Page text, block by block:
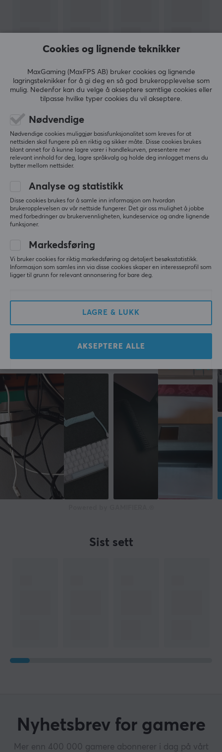
Siden oppstarten i 2010 har j5create etablert seg som
Selskapet ble grunnlagt av fem teknologientusiaster
med en visjon om å skape smarte og intuitive løsninger
som hjelper mennesker med å utnytte den nyeste
plattform de bruker.
Deres oppdrag er å gjøre teknologi enkelt og
tilgjengelig for alle. j5create tror på å tilby produkter
opplevelse, enten det handler om å forenkle
tilkoblinger, forbedre ytelsen eller skape fleksible
arbeidsstasjoner. Med deres USB-tilbehør og avanserte
tilkoblingsløsninger jobber j5create for å maksimere
hverdag.
Gjennom banebrytende innovasjon og en sterk
mennesker på en inkluderende måte, og gir deg
SPESIFIKASJONER
Blå
Produsentens garanti
2 års garanti
VIS MER
ANMELDELSER (0)
0.0
Basert på 0 vurderinger
5
0%
2
SKRIV ANMELDELSE
Mer fra vårt fellesskap
Sist sett
Nyhetsbrev for gamere
Mer enn 400 000 gamere abonnerer i dag på vårt
Cookies og lignende teknikker
MaxGaming (MaxFPS AB) bruker cookies og lignende
lagringsteknikker for å gi deg en så god brukeropplevelse som
mulig. Nedenfor kan du velge å akseptere samtlige cookies eller
tilpasse hvilke typer cookies du vil akseptere.
Nødvendige
Nødvendige cookies muliggjør basisfunksjonalitet som kreves for at
nettsiden skal fungere på en riktig og sikker måte. Disse cookies brukes
blant annet for å kunne lagre varer i handlekurven, presentere mer
relevant innhold for deg, lagre språkvalg og holde deg innlogget mens du
bytter mellom nettsider.
Analyse og statistikk
Disse cookies brukes for å samle inn informasjon om hvordan
brukeropplevelsen av vår nettside fungerer. Det gir oss mulighet å jobbe
med forbedringer av brukervennligheten, kundeservice og andre lignende
funksjoner.
Markedsføring
Vi bruker cookies for riktig markedsføring og detaljert besøksstatistikk.
Informasjon som samles inn via disse cookies skaper en interesseprofil som
ligger til grunn for relevant annonsering for bare deg.
LAGRE & LUKK
AKSEPTERE ALLE